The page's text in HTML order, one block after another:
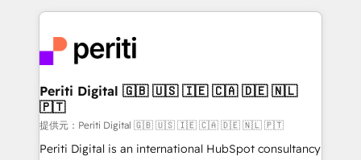
business with HubSpot? Let Cebra’s experts help
you grow faster, smarter, and with impact.
experiences. To us, technology is more than just
and—most importantly—simple. That’s why we lean
into bold ideas and shape them into thoughtful
products and strategies that actually make a
difference.
Periti Digital 🇬🇧 🇺🇸 🇮🇪 🇨🇦 🇩🇪 🇳🇱
🇵🇹
提供元：Periti Digital 🇬🇧 🇺🇸 🇮🇪 🇨🇦 🇩🇪 🇳🇱 🇵🇹
Periti Digital is an international HubSpot consultancy